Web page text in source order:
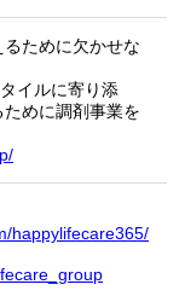
ために欠かせな
イルに寄り添
めに調剤事業を
happylifecare365/